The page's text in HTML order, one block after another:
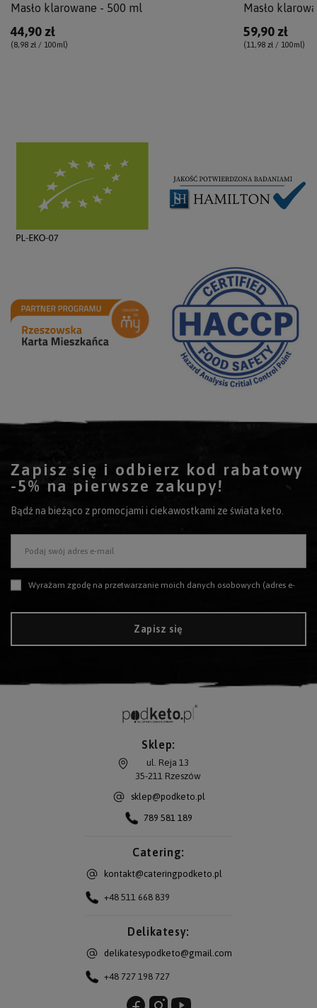
Masło klarowane - 500 ml
44,90 zł
(8,98 zł / 100ml )
Masło
59,90 zł
(11,98 zł / 100ml )
Zapisz się i odbierz kod rabatowy
-5% na pierwsze zakupy!
Bądź na bieżąco z promocjami i ciekawostkami ze świata keto.
Podaj swój adres e-mail
Wyrażam zgodę na przetwarzanie moich danych osobowych (adres e-mail) na potrzeby wysyłki newslettera z informacją handlową (marketing). Więcej w
Zapisz się
Sklep:
ul. Reja 13
35-211Rzeszów
sklep@podketo.pl
789 581 189
Catering:
kontakt@cateringpodketo.pl
+48 511 668 839
Delikatesy:
delikatesypodketo@gmail.com
+48 727 198 727